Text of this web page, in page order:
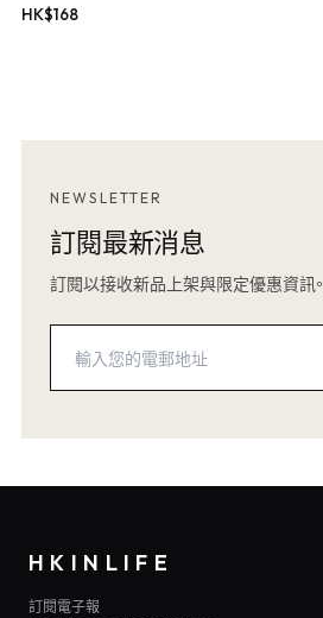
HK$168
NEWSLETTER
訂閱最新消息
訂閱以接收新品上架與限定優惠資訊。
HKINLIFE
訂閱電子報